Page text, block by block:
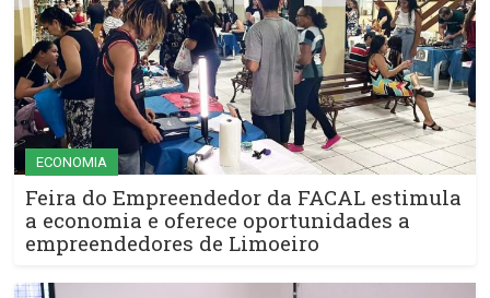
ECONOMIA
Feira do Empreendedor da FACAL estimula
a economia e oferece oportunidades a
empreendedores de Limoeiro